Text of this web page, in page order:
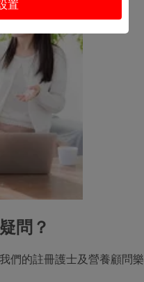
置
問？
們的註冊護士及營養顧問樂